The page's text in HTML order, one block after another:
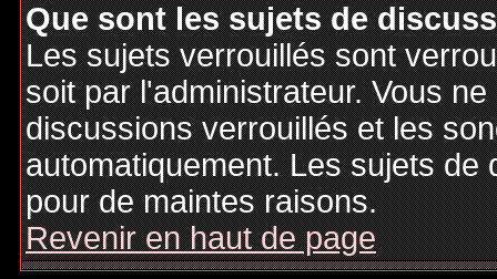
Que sont les sujets de
Les sujets verrouillés sont
soit par l'administrateur. Vous
discussions verrouillés et les
automatiquement. Les sujets
pour de maintes raisons.
Revenir en haut de page